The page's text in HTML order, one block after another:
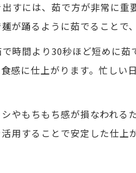
すには、茹で方が非常に
が踊るように茹でること
時間より30秒ほど短めに
感に仕上がります。忙し
やもちもち感が損なわれ
用することで安定した仕上